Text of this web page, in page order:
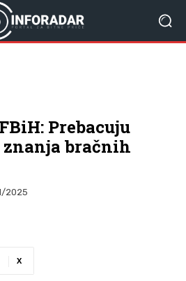
Prebacuju
znanja bračnih
2025
X